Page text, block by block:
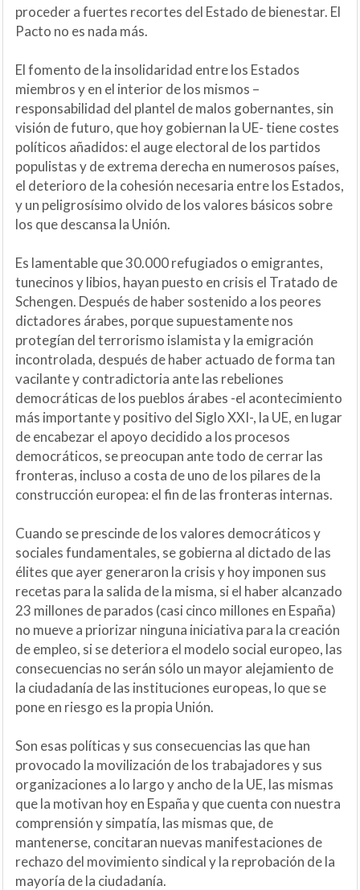
proceder a fuertes recortes del Estado de bienestar. El
Pacto no es nada más.
El fomento de la insolidaridad entre los Estados
miembros y en el interior de los mismos –
responsabilidad del plantel de malos gobernantes, sin
visión de futuro, que hoy gobiernan la UE- tiene costes
políticos añadidos: el auge electoral de los partidos
populistas y de extrema derecha en numerosos países,
el deterioro de la cohesión necesaria entre los Estados,
y un peligrosísimo olvido de los valores básicos sobre
los que descansa la Unión.
Es lamentable que 30.000 refugiados o emigrantes,
tunecinos y libios, hayan puesto en crisis el Tratado de
Schengen. Después de haber sostenido a los peores
dictadores árabes, porque supuestamente nos
protegían del terrorismo islamista y la emigración
incontrolada, después de haber actuado de forma tan
vacilante y contradictoria ante las rebeliones
democráticas de los pueblos árabes -el acontecimiento
más importante y positivo del Siglo XXI-, la UE, en lugar
de encabezar el apoyo decidido a los procesos
democráticos, se preocupan ante todo de cerrar las
fronteras, incluso a costa de uno de los pilares de la
construcción europea: el fin de las fronteras internas.
Cuando se prescinde de los valores democráticos y
sociales fundamentales, se gobierna al dictado de las
élites que ayer generaron la crisis y hoy imponen sus
recetas para la salida de la misma, si el haber alcanzado
23 millones de parados (casi cinco millones en España)
no mueve a priorizar ninguna iniciativa para la creación
de empleo, si se deteriora el modelo social europeo, las
consecuencias no serán sólo un mayor alejamiento de
la ciudadanía de las instituciones europeas, lo que se
pone en riesgo es la propia Unión.
Son esas políticas y sus consecuencias las que han
provocado la movilización de los trabajadores y sus
organizaciones a lo largo y ancho de la UE, las mismas
que la motivan hoy en España y que cuenta con nuestra
comprensión y simpatía, las mismas que, de
mantenerse, concitaran nuevas manifestaciones de
rechazo del movimiento sindical y la reprobación de la
mayoría de la ciudadanía.